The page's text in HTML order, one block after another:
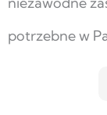
potrzebne w